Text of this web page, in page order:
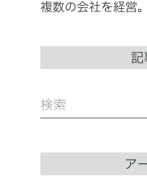
複数の会社を経営。
記
ア